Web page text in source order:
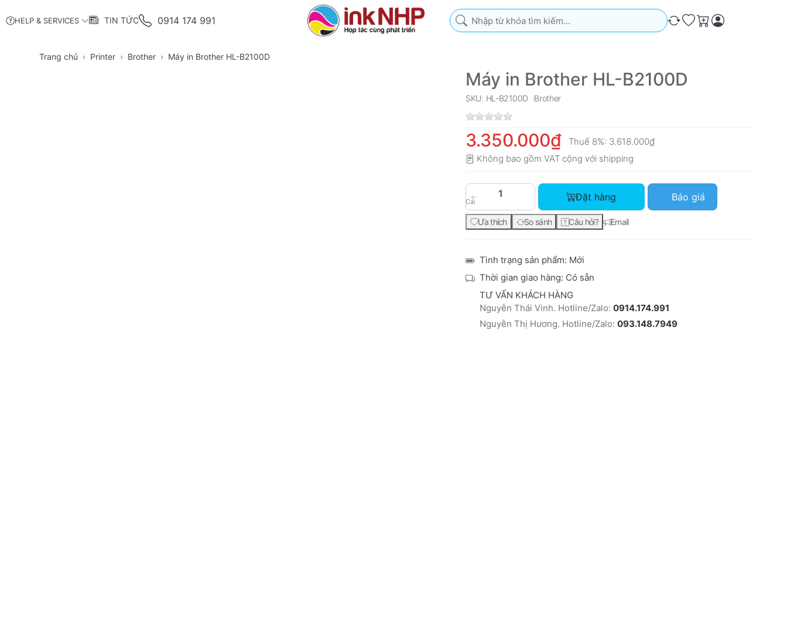
HELP & SERVICES TIN TỨC 0914 174 991
Nhập từ khóa tìm kiếm. Kết quả sẽ tự động xuất hiện khi bạn nhập. Nhấn phím
So sánh
Ưa thích
Giỏ hàng
Trang chủ Printer Brother Máy in Brother HL-B2100D
Máy in Brother HL-B2100D
SKU: HL-B2100D Brother
3.350.000₫ Thuế 8%: 3.618.000₫
Không bao gồm VAT cộng với shipping
Cái
Máy in Brother HL-B2100D với giá 3.350.000₫, số lượng 1.
Đặt hàng Báo giá
Ưa thích So sánh Câu hỏi? Email
Tình trạng sản phẩm: Mới
Thời gian giao hàng: Có sẵn
TƯ VẤN KHÁCH HÀNG
Nguyễn Thái Vinh. Hotline/Zalo: 0914.174.991
Nguyễn Thị Hương. Hotline/Zalo: 093.148.7949